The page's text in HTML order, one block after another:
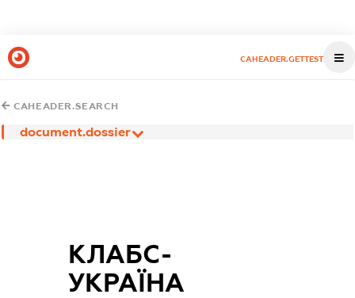
CAHEADER.GETTEST
CAHEADER.SEARCH
document.dossier
КЛАБС-
УКРАЇНА